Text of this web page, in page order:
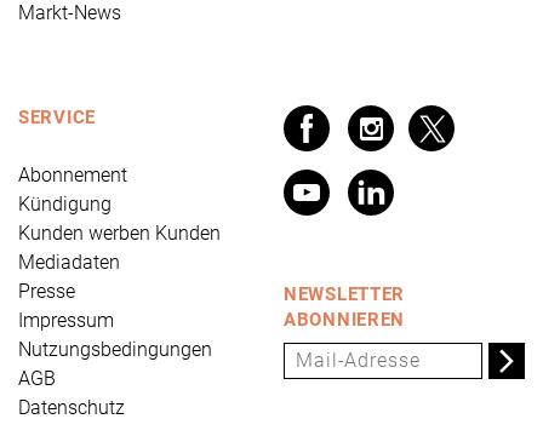
Markt-News
SERVICE
Abonnement
Kündigung
Kunden werben Kunden
Mediadaten
Presse
Impressum
Nutzungsbedingungen
AGB
Datenschutz
NEWSLETTER
ABONNIEREN